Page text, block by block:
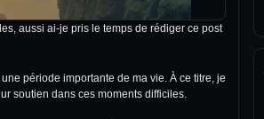
aussi ai-je pris le temps de rédiger ce post
période importante de ma vie. À ce titre, je
soutien dans ces moments difficiles.